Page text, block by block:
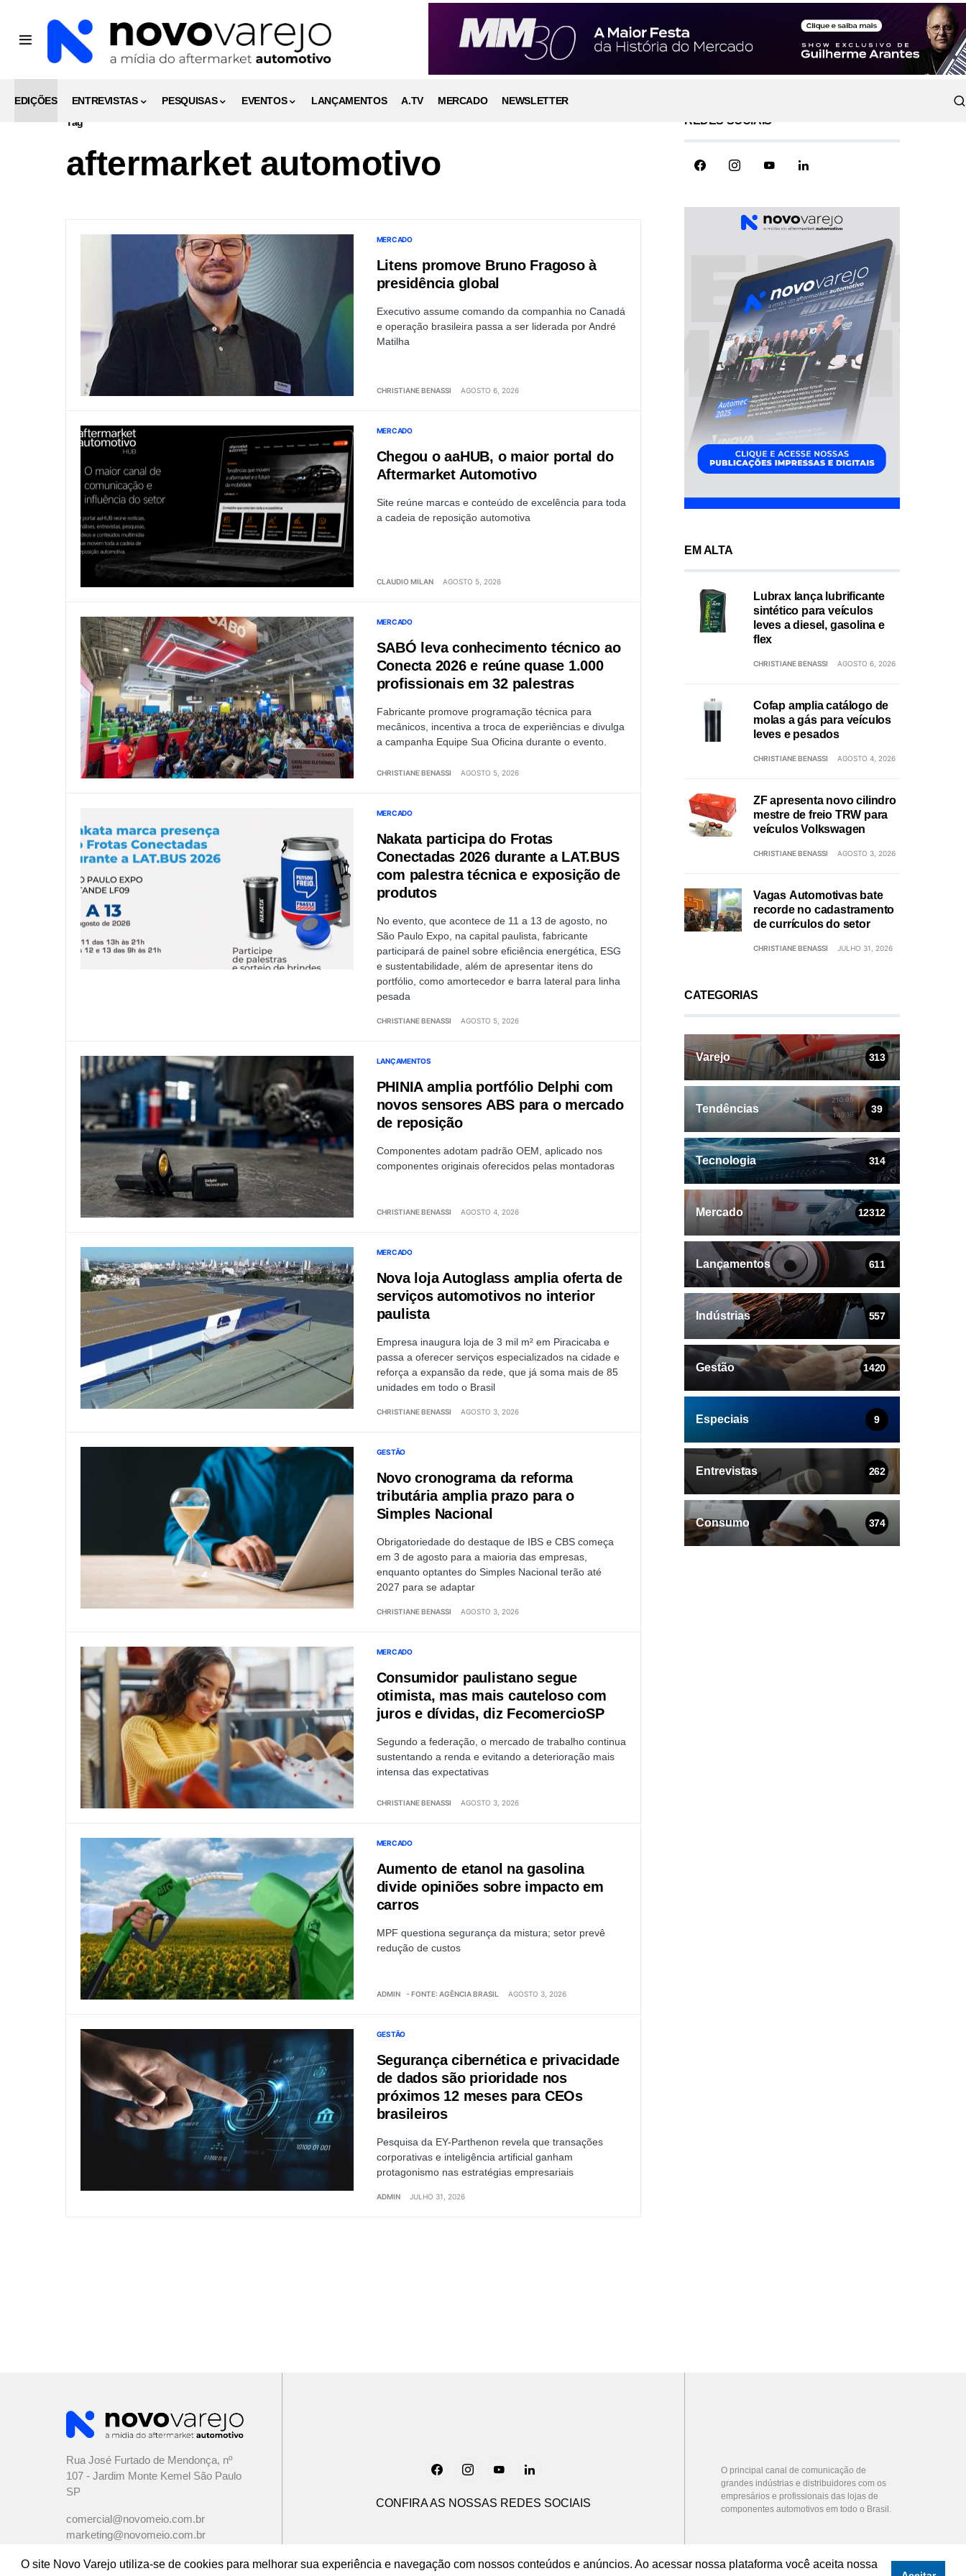
O site Novo Varejo utiliza-se de cookies para melhorar sua experiência e navegação com nossos conteúdos e anúncios. Ao acessar nossa plataforma você aceita nossa
EDIÇÕES ENTREVISTAS PESQUISAS EVENTOS LANÇAMENTOS A.TV MERCADO
NEWSLETTER
Tag
aftermarket automotivo
MERCADO
Litens promove Bruno Fragoso à
presidência global
Executivo assume comando da companhia no Canadá
e operação brasileira passa a ser liderada por André
Matilha
CHRISTIANE BENASSI AGOSTO 6, 2026
MERCADO
Chegou o aaHUB, o maior portal do
Aftermarket Automotivo
Site reúne marcas e conteúdo de excelência para toda
a cadeia de reposição automotiva
CLAUDIO MILAN AGOSTO 5, 2026
MERCADO
SABÓ leva conhecimento técnico ao
Conecta 2026 e reúne quase 1.000
profissionais em 32 palestras
Fabricante promove programação técnica para
mecânicos, incentiva a troca de experiências e divulga
a campanha Equipe Sua Oficina durante o evento.
CHRISTIANE BENASSI AGOSTO 5, 2026
MERCADO
Nakata participa do Frotas
Conectadas 2026 durante a LAT.BUS
com palestra técnica e exposição de
produtos
No evento, que acontece de 11 a 13 de agosto, no
São Paulo Expo, na capital paulista, fabricante
participará de painel sobre eficiência energética, ESG
e sustentabilidade, além de apresentar itens do
portfólio, como amortecedor e barra lateral para linha
pesada
CHRISTIANE BENASSI AGOSTO 5, 2026
LANÇAMENTOS
PHINIA amplia portfólio Delphi com
novos sensores ABS para o mercado
de reposição
Componentes adotam padrão OEM, aplicado nos
componentes originais oferecidos pelas montadoras
CHRISTIANE BENASSI AGOSTO 4, 2026
MERCADO
Nova loja Autoglass amplia oferta de
serviços automotivos no interior
paulista
Empresa inaugura loja de 3 mil m² em Piracicaba e
passa a oferecer serviços especializados na cidade e
reforça a expansão da rede, que já soma mais de 85
unidades em todo o Brasil
CHRISTIANE BENASSI AGOSTO 3, 2026
GESTÃO
Novo cronograma da reforma
tributária amplia prazo para o
Simples Nacional
Obrigatoriedade do destaque de IBS e CBS começa
em 3 de agosto para a maioria das empresas,
enquanto optantes do Simples Nacional terão até
2027 para se adaptar
CHRISTIANE BENASSI AGOSTO 3, 2026
MERCADO
Consumidor paulistano segue
otimista, mas mais cauteloso com
juros e dívidas, diz FecomercioSP
Segundo a federação, o mercado de trabalho continua
sustentando a renda e evitando a deterioração mais
intensa das expectativas
CHRISTIANE BENASSI AGOSTO 3, 2026
MERCADO
Aumento de etanol na gasolina
divide opiniões sobre impacto em
carros
MPF questiona segurança da mistura; setor prevê
redução de custos
ADMIN - FONTE: AGÊNCIA BRASIL AGOSTO 3, 2026
GESTÃO
Segurança cibernética e privacidade
de dados são prioridade nos
próximos 12 meses para CEOs
brasileiros
Pesquisa da EY-Parthenon revela que transações
corporativas e inteligência artificial ganham
protagonismo nas estratégias empresariais
ADMIN JULHO 31, 2026
REDES SOCIAIS
EM ALTA
Lubrax lança lubrificante
sintético para veículos
leves a diesel, gasolina e
flex
CHRISTIANE BENASSI AGOSTO 6, 2026
Cofap amplia catálogo de
molas a gás para veículos
leves e pesados
CHRISTIANE BENASSI AGOSTO 4, 2026
ZF apresenta novo cilindro
mestre de freio TRW para
veículos Volkswagen
CHRISTIANE BENASSI AGOSTO 3, 2026
Vagas Automotivas bate
recorde no cadastramento
de currículos do setor
CHRISTIANE BENASSI JULHO 31, 2026
CATEGORIAS
Varejo 313
Tendências 39
Tecnologia 314
Mercado 12312
Lançamentos 611
Indústrias 557
Gestão 1420
Especiais 9
Entrevistas 262
Consumo 374
Rua José Furtado de Mendonça, nº
107 - Jardim Monte Kemel São Paulo
SP
comercial@novomeio.com.br
marketing@novomeio.com.br
CONFIRA AS NOSSAS REDES SOCIAIS
O principal canal de comunicação de
grandes indústrias e distribuidores com os
empresários e profissionais das lojas de
componentes automotivos em todo o Brasil.